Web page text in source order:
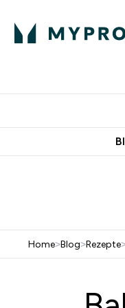
Home>Blog>Rezepte